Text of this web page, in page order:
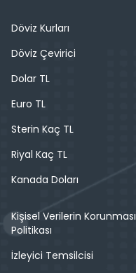
Döviz Kurları
Döviz Çevirici
Dolar TL
Euro TL
Sterin Kaç TL
Riyal Kaç TL
Kanada Doları
Kişisel Verilerin Korunması
Politikası
İzleyici Temsilcisi